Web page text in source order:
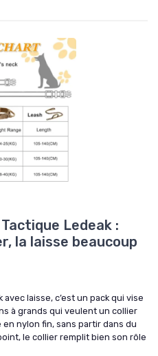
Ledeak :
la laisse beaucoup
laisse, c’est un pack qui vise
à grands qui veulent un collier
nylon fin, sans partir dans du
le collier remplit bien son rôle